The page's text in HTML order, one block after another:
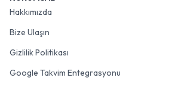
Hakkımızda
Bize Ulaşın
Gizlilik Politikası
Google Takvim Entegrasyonu